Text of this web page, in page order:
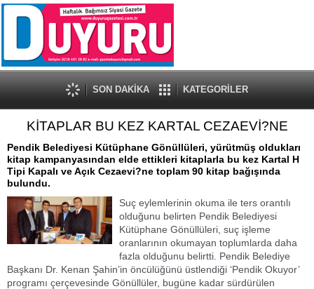
SON DAKİKA KATEGORİLER
KİTAPLAR BU KEZ KARTAL CEZAEVİ?NE
Pendik Belediyesi Kütüphane Gönüllüleri, yürütmüş oldukları
kitap kampanyasından elde ettikleri kitaplarla bu kez Kartal H
Tipi Kapalı ve Açık Cezaevi?ne toplam 90 kitap bağışında
bulundu.
Suç eylemlerinin okuma ile ters orantılı
olduğunu belirten Pendik Belediyesi
Kütüphane Gönüllüleri, suç işleme
oranlarının okumayan toplumlarda daha
fazla olduğunu belirtti. Pendik Belediye
Başkanı Dr. Kenan Şahin’in öncülüğünü üstlendiği ‘Pendik Okuyor’
programı çerçevesinde Gönüllüler, bugüne kadar sürdürülen